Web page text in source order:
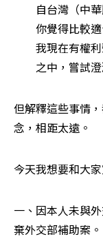
自台灣（中
你覺得比較
我現在有權
之中，嘗試澄
但解釋這些事情
念，相距太遠。
今天我想要和大家
一、因本人未與
棄外交部補助案。